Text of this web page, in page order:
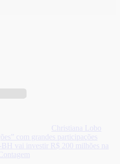
Christiana Lobo
com grandes participações
vai investir R$ 200 milhões na